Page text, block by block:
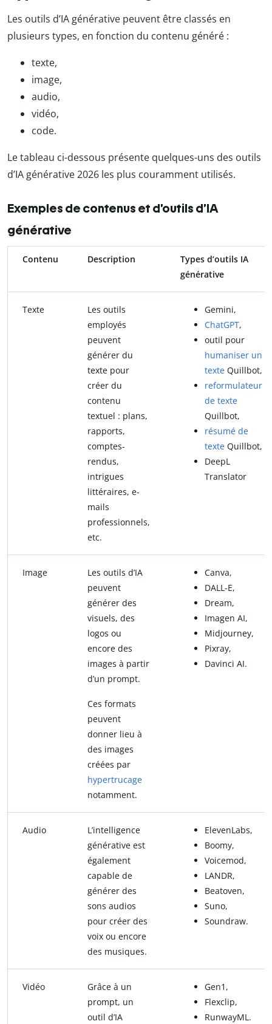
Les outils d’IA générative peuvent être classés en
plusieurs types, en fonction du contenu généré :
texte,
image,
audio,
vidéo,
code.
Le tableau ci-dessous présente quelques-uns des outils
d’IA générative 2026 les plus couramment utilisés.
Exemples de contenus et d’outils d’IA
générative
Contenu Description
Types d’outils IA
générative
Texte
Les outils
employés
peuvent
générer du
texte pour
créer du
contenu
textuel : plans,
rapports,
comptes-
rendus,
intrigues
littéraires, e-
mails
professionnels,
etc.
Gemini,
ChatGPT,
outil pour
humaniser un
texte Quillbot,
reformulateur
de texte
Quillbot,
résumé de
texte Quillbot,
DeepL
Translator
Image
Les outils d’IA
peuvent
générer des
visuels, des
logos ou
encore des
images à partir
d’un prompt.
Ces formats
peuvent
donner lieu à
des images
créées par
hypertrucage
notamment.
Canva,
DALL-E,
Dream,
Imagen AI,
Midjourney,
Pixray,
Davinci AI.
Audio
L’intelligence
générative est
également
capable de
générer des
sons audios
pour créer des
voix ou encore
des musiques.
ElevenLabs,
Boomy,
Voicemod,
LANDR,
Beatoven,
Suno,
Soundraw.
Vidéo
Grâce à un
prompt, un
outil d’IA
Gen1,
Flexclip,
RunwayML.